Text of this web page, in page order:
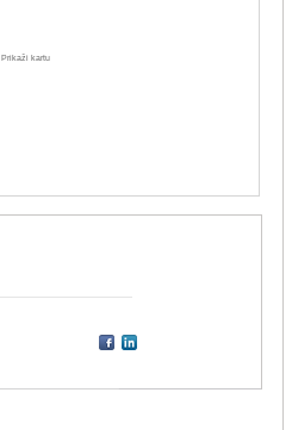
Prikaži kartu